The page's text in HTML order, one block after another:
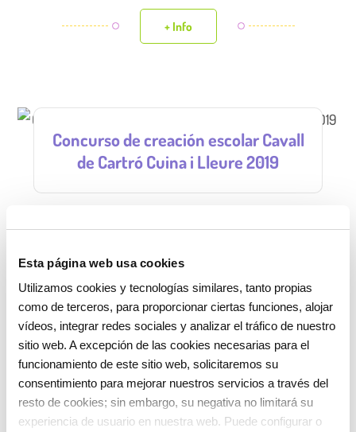
Esta página web usa cookies
Utilizamos cookies y tecnologías similares, tanto propias
como de terceros, para proporcionar ciertas funciones, alojar
vídeos, integrar redes sociales y analizar el tráfico de nuestro
sitio web. A excepción de las cookies necesarias para el
funcionamiento de este sitio web, solicitaremos su
consentimiento para mejorar nuestros servicios a través del
resto de cookies; sin embargo, su negativa no limitará su
experiencia de usuario en nuestra web. Puede configurar o
+ Info
Concurso de creación escolar Cavall
de Cartró Cuina i Lleure 2019
El concurso de creación escolar de Cavall de Cartró
18 de mayo de 2019.
+ Info